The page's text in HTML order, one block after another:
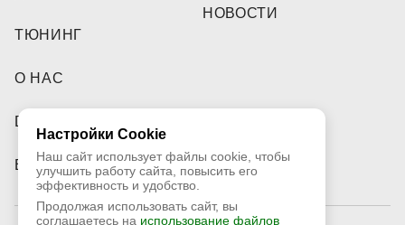
ТЮНИНГ
О НАС
DEALERS
ВИДЕО
НОВОСТИ
Настройки Cookie
Наш сайт использует файлы cookie, чтобы
улучшить работу сайта, повысить его
эффективность и удобство.
Продолжая использовать сайт, вы
соглашаетесь на использование файлов